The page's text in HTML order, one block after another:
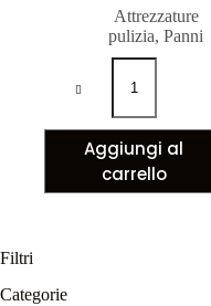
Attrezzature
pulizia,Panni
Aggiungi al
carrello
Filtri
Categorie